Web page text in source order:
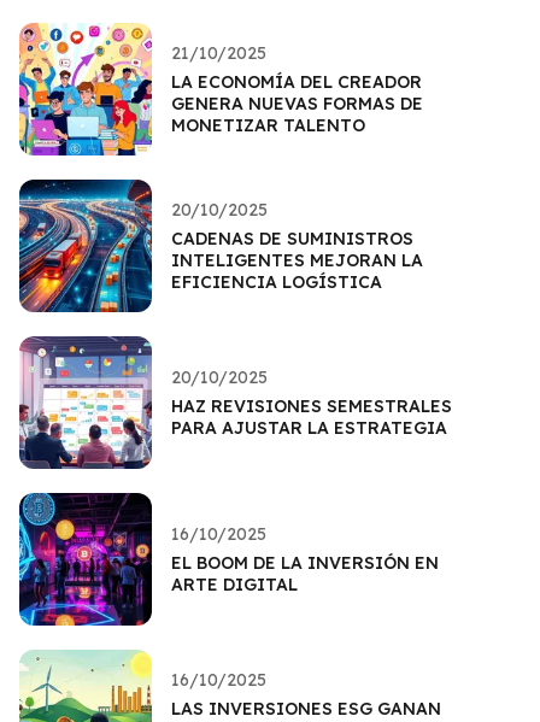
21/10/2025
LA ECONOMÍA DEL CREADOR
GENERA NUEVAS FORMAS DE
MONETIZAR TALENTO
20/10/2025
CADENAS DE SUMINISTROS
INTELIGENTES MEJORAN LA
EFICIENCIA LOGÍSTICA
20/10/2025
HAZ REVISIONES SEMESTRALES
PARA AJUSTAR LA ESTRATEGIA
16/10/2025
EL BOOM DE LA INVERSIÓN EN
ARTE DIGITAL
16/10/2025
LAS INVERSIONES ESG GANAN